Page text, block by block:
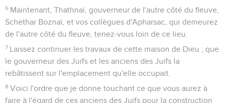
6 Maintenant, Thathnaï, gouverneur de l'autre côté du fleuve,
Schethar Boznaï, et vos collègues d'Apharsac, qui demeurez
de l'autre côté du fleuve, tenez-vous loin de ce lieu.
7 Laissez continuer les travaux de cette maison de Dieu ; que
le gouverneur des Juifs et les anciens des Juifs la
rebâtissent sur l'emplacement qu'elle occupait.
8 Voici l'ordre que je donne touchant ce que vous aurez à
faire à l'égard de ces anciens des Juifs pour la construction